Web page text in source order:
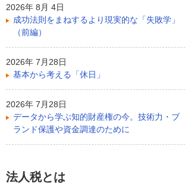
2026年 8月 4日
成功法則をまねするより現実的な「失敗学」
（前編）
2026年 7月28日
基本から考える「休日」
2026年 7月28日
データから学ぶ知的財産権の今。技術力・ブ
ランド保護や資金調達のために
法人税とは